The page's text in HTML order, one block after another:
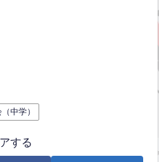
中学）
する